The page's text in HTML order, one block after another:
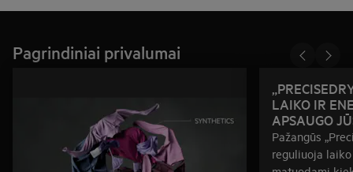
Pagrindiniai privalumai
LAIKO IR
APSAUGO
Pažangūs
reguliuoja